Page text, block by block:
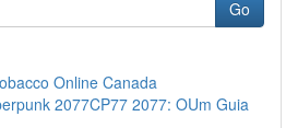
Go
Online Canada
2077CP77 2077: OUm Guia